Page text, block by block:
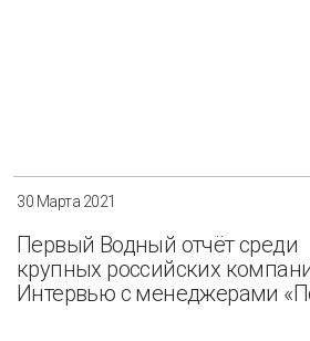
30 Марта 2021
Первый Водный отчёт среди
крупных российских
Интервью с менеджерами